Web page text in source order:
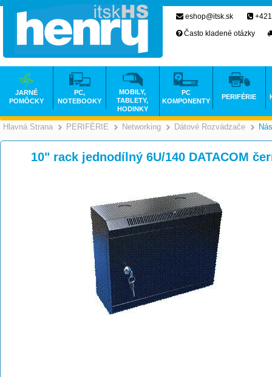
Hlavná Strana >
PERIFÉRIE >
Networking >
Dátové Rozvádzače
10" rack jednodílný 6U/140 DATACOM
eshop@itsk.sk
Často kladené otázky
JARNÉ
POMÔCKY
PC,
NOTEBOOKY
MOBILY,
TABLETY,
HODINKY
PC
KOMPONENTY
PERIFÉRIE